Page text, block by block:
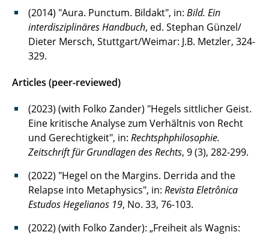
(2014) "Aura. Punctum. Bildakt", in: Bild. Ein
interdisziplinäres Handbuch, ed. Stephan Günzel/
Dieter Mersch, Stuttgart/Weimar: J.B. Metzler, 324-
329.
Articles (peer-reviewed)
(2023) (with Folko Zander) "Hegels sittlicher Geist.
Eine kritische Analyse zum Verhältnis von Recht
und Gerechtigkeit", in: Rechtsphphilosophie.
Zeitschrift für Grundlagen des Rechts, 9 (3), 282-299.
(2022) "Hegel on the Margins. Derrida and the
Relapse into Metaphysics", in: Revista Eletrônica
Estudos Hegelianos 19, No. 33, 76-103.
(2022) (with Folko Zander): „Freiheit als Wagnis: